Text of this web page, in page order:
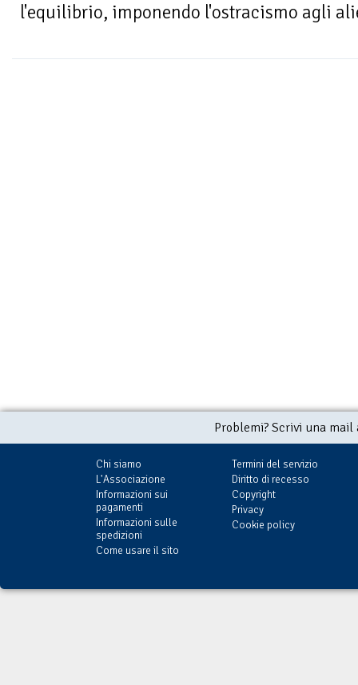
l'equilibrio, imponendo l'ostracismo agli
Problemi? Scrivi una
Chi siamo
L'Associazione
Informazioni sui
pagamenti
Informazioni sulle
spedizioni
Come usare il sito
Termini del servizio
Diritto di recesso
Copyright
Privacy
Cookie policy